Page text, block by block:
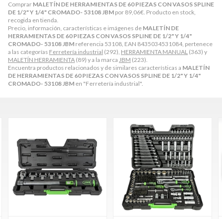
Comprar MALETÍN DE HERRAMIENTAS DE 60 PIEZAS CON VASOS SPLINE
DE 1/2" Y 1/4" CROMADO- 53108 JBM por 89,06€. Producto en stock,
recogida en tienda.
Precio, información, características e imágenes de MALETÍN DE
HERRAMIENTAS DE 60 PIEZAS CON VASOS SPLINE DE 1/2" Y 1/4"
CROMADO- 53108 JBM referencia 53108, EAN 8435034531084, pertenece
a las categorías Ferretería industrial (292), HERRAMIENTA MANUAL (363) y
MALETÍN HERRAMIENTA (89) y a la marca JBM (223).
Encuentra productos relacionados y de similares características a MALETÍN
DE HERRAMIENTAS DE 60 PIEZAS CON VASOS SPLINE DE 1/2" Y 1/4"
CROMADO- 53108 JBM en "Ferretería industrial".